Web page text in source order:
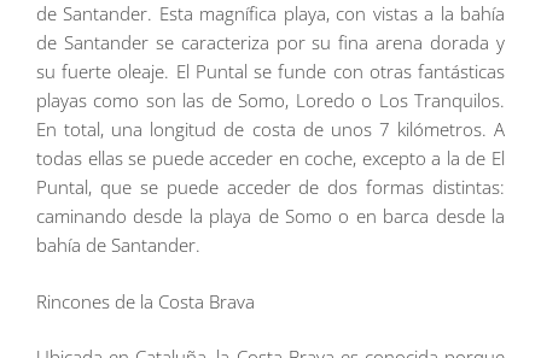
de Santander. Esta magnífica playa, con vistas a la bahía
de Santander se caracteriza por su fina arena dorada y
su fuerte oleaje. El Puntal se funde con otras fantásticas
playas como son las de Somo, Loredo o Los Tranquilos.
En total, una longitud de costa de unos 7 kilómetros. A
todas ellas se puede acceder en coche, excepto a la de El
Puntal, que se puede acceder de dos formas distintas:
caminando desde la playa de Somo o en barca desde la
bahía de Santander.
Rincones de la Costa Brava